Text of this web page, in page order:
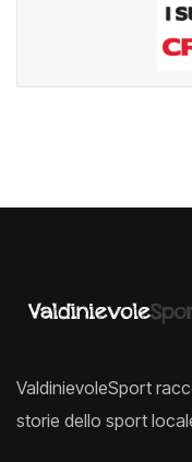
ValdinievoleSport
storie dello sport